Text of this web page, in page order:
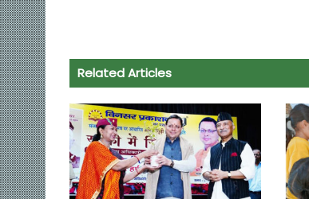
o
o
k
A
p
p
e
r
a
m
n
k
Related Articles